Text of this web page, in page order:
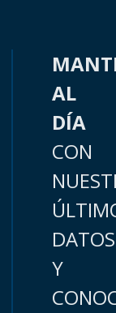
AL
DÍA
CON
DATOS
Y